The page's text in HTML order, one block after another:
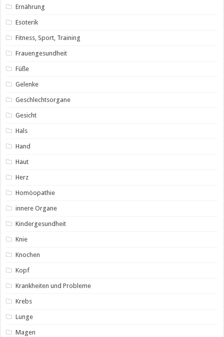
Ernährung
Esoterik
Fitness, Sport, Training
Frauengesundheit
Füße
Gelenke
Geschlechtsorgane
Gesicht
Hals
Hand
Haut
Herz
Homöopathie
innere Organe
Kindergesundheit
Knie
Knochen
Kopf
Krankheiten und Probleme
Krebs
Lunge
Magen